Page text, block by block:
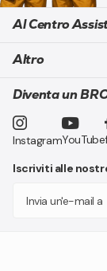
Al Centro
Altro
Diventa un
InstagramYouTube
Iscriviti alle